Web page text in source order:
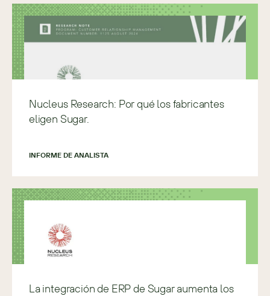
Nucleus Research: Por qué los fabricantes
eligen Sugar.
INFORME DE ANALISTA
La integración de ERP de Sugar aumenta los